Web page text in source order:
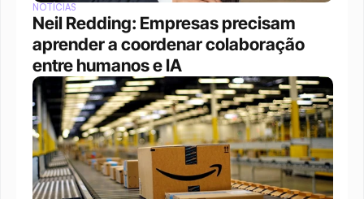
NOTÍCIAS
Neil Redding: Empresas precisam
aprender a coordenar colaboração
entre humanos e IA